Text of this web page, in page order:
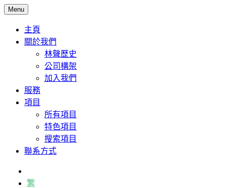
Menu
主頁
關於我們
林聲歷史
公司構架
加入我們
服務
項目
所有項目
特色項目
搜索項目
聯系方式
繁